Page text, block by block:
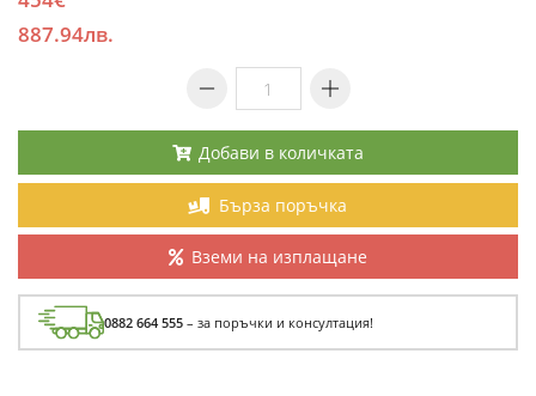
887.94лв.
Добави в количката
Бърза поръчка
Вземи на изплащане
0882 664 555 – за поръчки и консултация!